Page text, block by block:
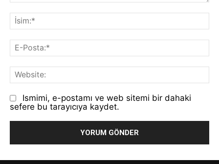
Yorum:
E-
Ismimi, e-postamı ve web sitemi bir dahaki
sefere bu tarayıcıya kaydet.